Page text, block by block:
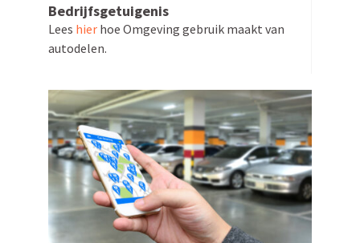
Bedrijfs­ge­tui­genis
Lees hierhoe Omgeving gebruik maakt van
autodelen.